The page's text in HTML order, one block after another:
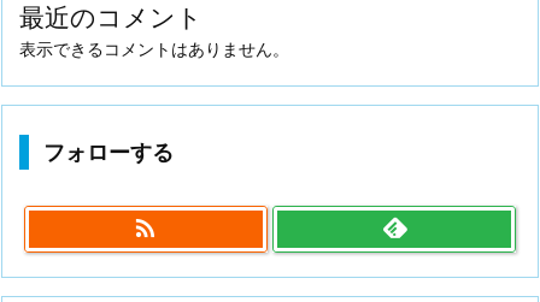
最近のコメント
表示できるコメントはありません。
フォローする
